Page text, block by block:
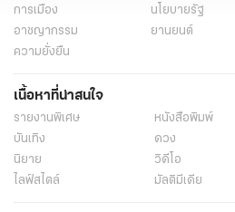
การเมือง
นโยบายรัฐ
อาชญากรรม
ยานยนต์
ความยั่งยืน
เนื้อหาที่น่าสนใจ
รายงานพิเศษ หนังสือพิมพ์
บันเทิง
ดวง
นิยาย
วิดีโอ
ไลฟ์สไตล์
มัลติมีเดีย